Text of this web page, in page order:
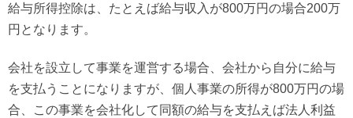
給与所得控除は、たとえば給与収入が800万円の場合200万
円となります。
会社を設立して事業を運営する場合、会社から自分に給与
を支払うことになりますが、個人事業の所得が800万円の場
合、この事業を会社化して同額の給与を支払えば法人利益